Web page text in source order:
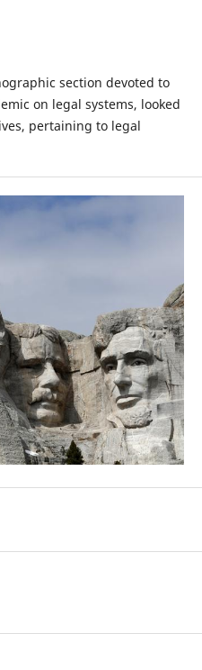
section devoted to
on legal systems, looked
pertaining to legal